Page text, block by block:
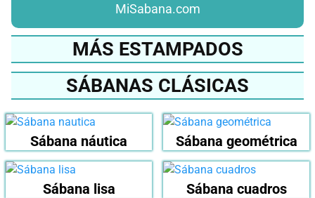
MiSabana.com
MÁS ESTAMPADOS
SÁBANAS CLÁSICAS
Sábana náutica Sábana geométrica
Sábana lisa Sábana cuadros